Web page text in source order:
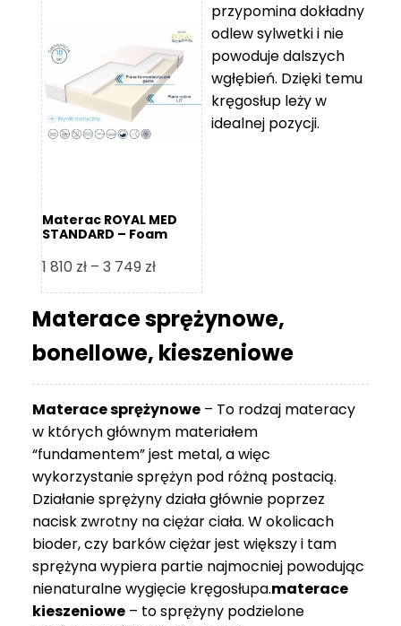
119 zł
do
11
670 zł
Materac ROYAL MED
STANDARD – Foam
1 810 zł – 3 749 złZakres
cen:
od
1
810 zł
749 zł
przypomina dokładny
odlew sylwetki i nie
powoduje dalszych
wgłębień. Dzięki temu
kręgosłup leży w
idealnej pozycji.
Materace sprężynowe,
bonellowe, kieszeniowe
Materace sprężynowe – To rodzaj materacy
w których głównym materiałem
“fundamentem” jest metal, a więc
wykorzystanie sprężyn pod różną postacią.
Działanie sprężyny działa głównie poprzez
nacisk zwrotny na ciężar ciała. W okolicach
bioder, czy barków ciężar jest większy i tam
sprężyna wypiera partie najmocniej powodując
nienaturalne wygięcie kręgosłupa.materace
kieszeniowe – to sprężyny podzielone